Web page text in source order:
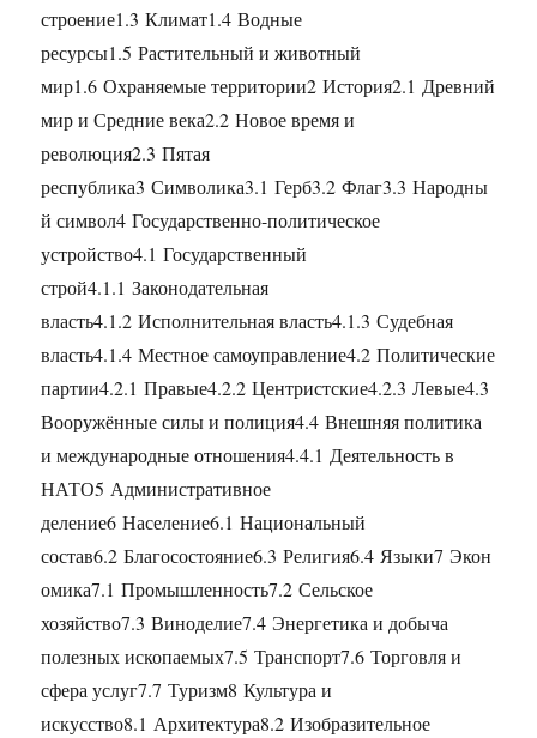
строение1.3 Климат1.4 Водные
ресурсы1.5 Растительный и животный
мир1.6 Охраняемые территории2 История2.1 Древний
мир и Средние века2.2 Новое время и
революция2.3 Пятая
республика3 Символика3.1 Герб3.2 Флаг3.3 Народны
й символ4 Государственно-политическое
устройство4.1 Государственный
строй4.1.1 Законодательная
власть4.1.2 Исполнительная власть4.1.3 Судебная
власть4.1.4 Местное самоуправление4.2 Политические
партии4.2.1 Правые4.2.2 Центристские4.2.3 Левые4.3
Вооружённые силы и полиция4.4 Внешняя политика
и международные отношения4.4.1 Деятельность в
НАТО5 Административное
деление6 Население6.1 Национальный
состав6.2 Благосостояние6.3 Религия6.4 Языки7 Экон
омика7.1 Промышленность7.2 Сельское
хозяйство7.3 Виноделие7.4 Энергетика и добыча
полезных ископаемых7.5 Транспорт7.6 Торговля и
сфера услуг7.7 Туризм8 Культура и
искусство8.1 Архитектура8.2 Изобразительное